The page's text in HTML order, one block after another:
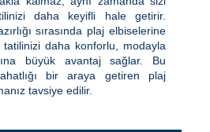
daha keyifli hale getirir.
sırasında plaj elbiselerine
daha konforlu, modayla
büyük avantaj sağlar. Bu
bir araya getiren plaj
tavsiye edilir.